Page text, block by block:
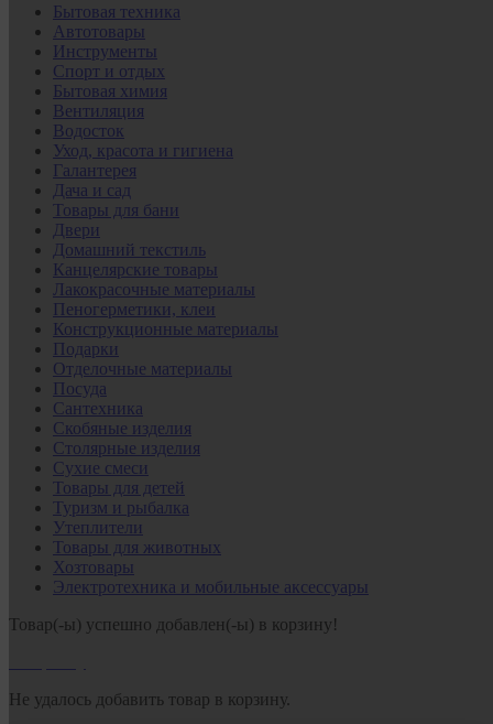
Бытовая техника
Автотовары
Инструменты
Спорт и отдых
Бытовая химия
Вентиляция
Водосток
Уход, красота и гигиена
Галантерея
Дача и сад
Товары для бани
Двери
Домашний текстиль
Канцелярские товары
Лакокрасочные материалы
Пеногерметики, клеи
Конструкционные материалы
Подарки
Отделочные материалы
Посуда
Сантехника
Скобяные изделия
Столярные изделия
Сухие смеси
Товары для детей
Туризм и рыбалка
Утеплители
Товары для животных
Хозтовары
Электротехника и мобильные аксессуары
Товар(-ы) успешно добавлен(-ы) в корзину!
Не удалось добавить товар в корзину.